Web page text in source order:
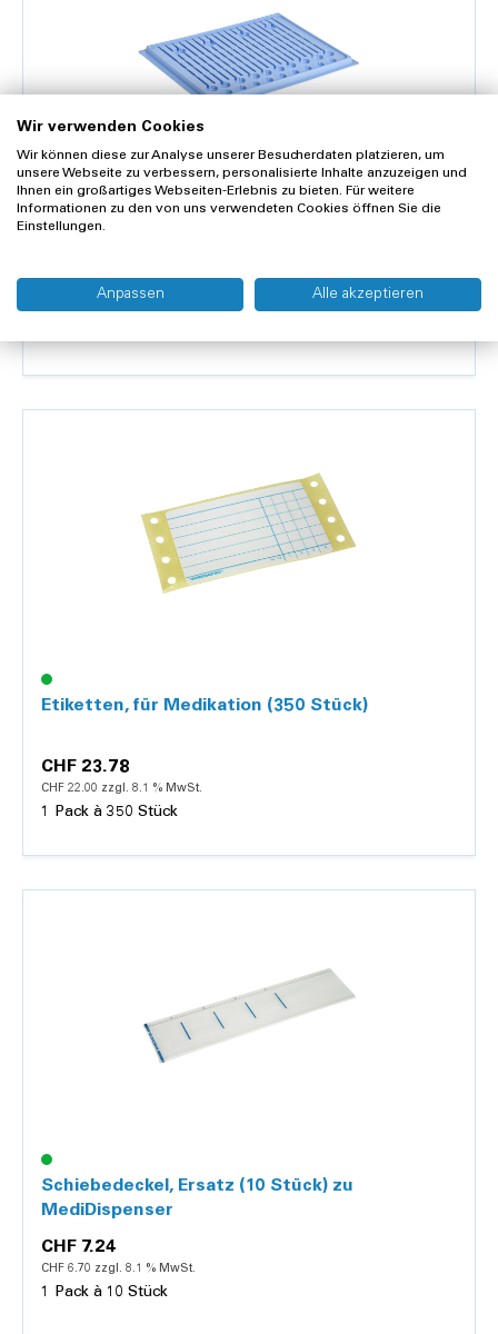
Verteiltablett zu MediDispenser
CHF 55.67
Etiketten, für Medikation (350 Stück)
CHF 23.78
CHF 22.00 zzgl. 8.1 % MwSt.
1 Pack à 350 Stück
Schiebedeckel, Ersatz (10 Stück) zu
MediDispenser
CHF 7.24
CHF 6.70 zzgl. 8.1 % MwSt.
1 Pack à 10 Stück
Wir verwenden Cookies
Wir können diese zur Analyse unserer Besucherdaten platzieren, um
unsere Webseite zu verbessern, personalisierte Inhalte anzuzeigen und
Ihnen ein großartiges Webseiten-Erlebnis zu bieten. Für weitere
Informationen zu den von uns verwendeten Cookies öffnen Sie die
Einstellungen.
Anpassen Alle akzeptieren